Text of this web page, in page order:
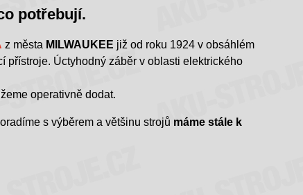
potřebují.
z města MILWAUKEE již od roku 1924 v obsáhlém
přístroje. Úctyhodný záběr v oblasti elektrického
operativně dodat.
s výběrem a většinu strojů máme stále k